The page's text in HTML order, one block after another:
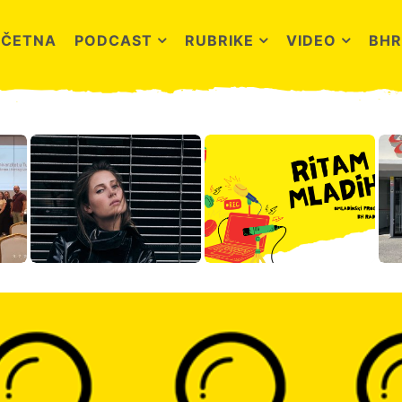
PODCAST RUBRIKE VIDEO